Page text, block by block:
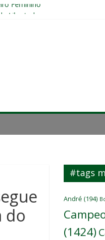
Feminino
e passará por cirurgia
saídas no elenco
do
#tags
André (194)
(1424)